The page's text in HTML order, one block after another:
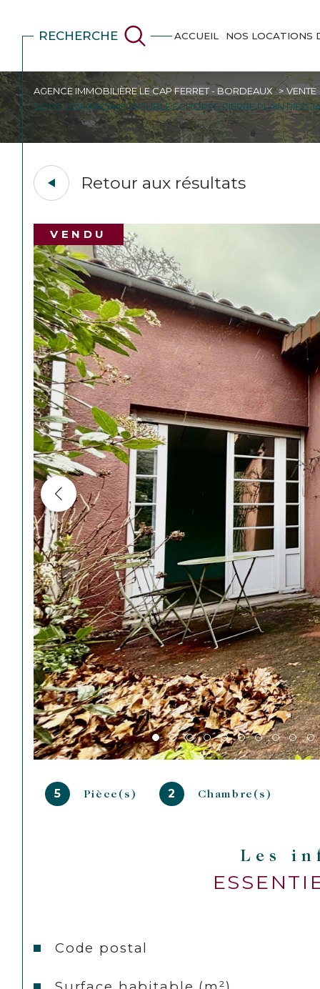
ACCUEIL NOS LOCATIONS
RECHERCHE
AGENCE IMMOBILIÈRE LE CAP FERRET - BORDEAUX VENTE
SOUS COMPROMIS DOUBLE ECHOPPE PIERRE PLAIN PIED
Retour aux résultats
VENDU
5 Pièce(s) 2 Chambre(s)
Les
Caractéristiques Valeurs
Code postal